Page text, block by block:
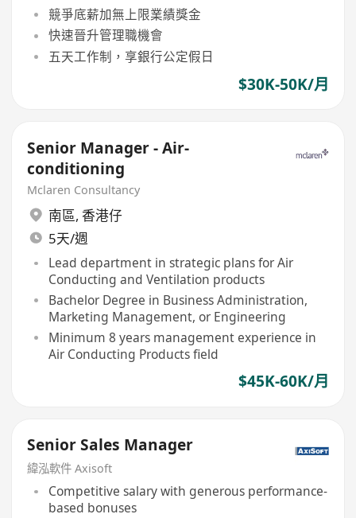
競爭底薪加無上限業績獎金
快速晉升管理職機會
五天工作制，享銀行公定假日
$30K-50K/月
Senior Manager - Air-
conditioning
Mclaren Consultancy
南區, 香港仔
5天/週
Lead department in strategic plans for Air
Conducting and Ventilation products
Bachelor Degree in Business Administration,
Marketing Management, or Engineering
Minimum 8 years management experience in
Air Conducting Products field
$45K-60K/月
Senior Sales Manager
緯泓軟件 Axisoft
Competitive salary with generous performance-
based bonuses